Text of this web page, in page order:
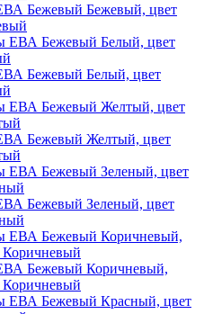
Бежевый Бежевый, цвет
Бежевый Белый, цвет
Бежевый Желтый, цвет
Бежевый Зеленый, цвет
Бежевый Коричневый,
Коричневый